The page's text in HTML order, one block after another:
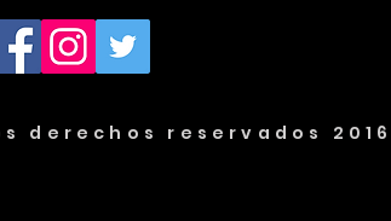
derechos reservados